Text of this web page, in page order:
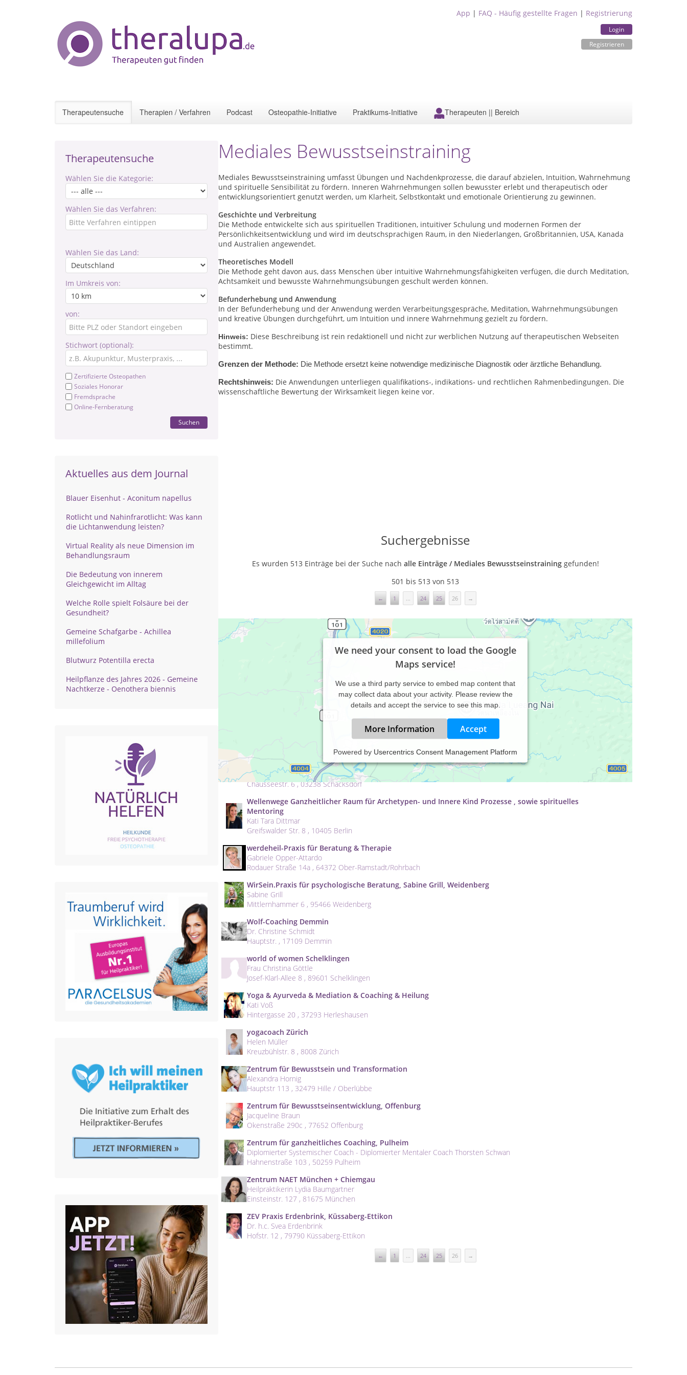
App | FAQ - Häufig gestellte Fragen | Registrierung
Login
Registrieren
Therapeutensuche Therapien / Verfahren Podcast Osteopathie-Initiative Praktikums-Initiative Therapeuten || Bereich
Therapeutensuche
Wählen Sie die Kategorie:
Wählen Sie das Verfahren:
Wählen Sie das Land:
Im Umkreis von:
von:
Stichwort (optional):
Zertifizierte Osteopathen
Soziales Honorar
Fremdsprache
Online-Fernberatung
Suchen
Aktuelles aus dem Journal
Blauer Eisenhut - Aconitum napellus
Rotlicht und Nahinfrarotlicht: Was kann
die Lichtanwendung leisten?
Virtual Reality als neue Dimension im
Behandlungsraum
Die Bedeutung von innerem
Gleichgewicht im Alltag
Welche Rolle spielt Folsäure bei der
Gesundheit?
Gemeine Schafgarbe - Achillea
millefolium
Blutwurz Potentilla erecta
Heilpflanze des Jahres 2026 - Gemeine
Nachtkerze - Oenothera biennis
Mediales Bewusstseinstraining
Mediales Bewusstseinstraining umfasst Übungen und Nachdenkprozesse, die darauf abzielen, Intuition, Wahrnehmung
und spirituelle Sensibilität zu fördern. Inneren Wahrnehmungen sollen bewusster erlebt und therapeutisch oder
entwicklungsorientiert genutzt werden, um Klarheit, Selbstkontakt und emotionale Orientierung zu gewinnen.
Geschichte und Verbreitung
Die Methode entwickelte sich aus spirituellen Traditionen, intuitiver Schulung und modernen Formen der
Persönlichkeitsentwicklung und wird im deutschsprachigen Raum, in den Niederlangen, Großbritannien, USA, Kanada
und Australien angewendet.
Theoretisches Modell
Die Methode geht davon aus, dass Menschen über intuitive Wahrnehmungsfähigkeiten verfügen, die durch Meditation,
Achtsamkeit und bewusste Wahrnehmungsübungen geschult werden können.
Befunderhebung und Anwendung
In der Befunderhebung und der Anwendung werden Verarbeitungsgespräche, Meditation, Wahrnehmungsübungen
und kreative Übungen durchgeführt, um Intuition und innere Wahrnehmung gezielt zu fördern.
Hinweis: Diese Beschreibung ist rein redaktionell und nicht zur werblichen Nutzung auf therapeutischen Webseiten
bestimmt.
Grenzen der Methode: Die Methode ersetzt keine notwendige medizinische Diagnostik oder ärztliche Behandlung.
Rechtshinweis: Die Anwendungen unterliegen qualifikations-, indikations- und rechtlichen Rahmenbedingungen. Die
wissenschaftliche Bewertung der Wirksamkeit liegen keine vor.
Suchergebnisse
Es wurden 513 Einträge bei der Suche nach alle Einträge / Mediales Bewusstseinstraininggefunden!
501 bis 513 von 513
← 1 ... 24 25 26 →
We need your consent to load the Google
Maps service!
We use a third party service to embed map content that
may collect data about your activity. Please review the
details and accept the service to see this map.
More Information Accept
Powered by Usercentrics Consent Management Platform
Wachstumsraum Raum für Wachstum von Seele, Geist und Körper Energiearbeit - Coaching -
Radionik Dorothee Zopp
Wachstumsraum Raum für Wachstum von Seele, Geist und Körper Energiearbeit - Coaching - Radionik
Dorothee Zopp Dorothee Zopp
Chausseestr. 6 , 03238 Schacksdorf
Wellenwege Ganzheitlicher Raum für Archetypen- und Innere Kind Prozesse , sowie spirituelles
Mentoring
Kati Tara Dittmar
Greifswalder Str. 8 , 10405 Berlin
werdeheil-Praxis für Beratung & Therapie
Gabriele Opper-Attardo
Rodauer Straße 14a , 64372 Ober-Ramstadt/Rohrbach
WirSein.Praxis für psychologische Beratung, Sabine Grill, Weidenberg
Sabine Grill
Mittlernhammer 6 , 95466 Weidenberg
Wolf-Coaching Demmin
Dr. Christine Schmidt
Hauptstr. , 17109 Demmin
world of women Schelklingen
Frau Christina Göttle
Josef-Klarl-Allee 8 , 89601 Schelklingen
Yoga & Ayurveda & Mediation & Coaching & Heilung
Kati Voß
Hintergasse 20 , 37293 Herleshausen
yogacoach Zürich
Helen Müller
Kreuzbühlstr. 8 , 8008 Zürich
Zentrum für Bewusstsein und Transformation
Alexandra Hornig
Hauptstr 113 , 32479 Hille / Oberlübbe
Zentrum für Bewusstseinsentwicklung, Offenburg
Jacqueline Braun
Okenstraße 290c , 77652 Offenburg
Zentrum für ganzheitliches Coaching, Pulheim
Diplomierter Systemischer Coach - Diplomierter Mentaler Coach Thorsten Schwan
Hahnenstraße 103 , 50259 Pulheim
Zentrum NAET München + Chiemgau
Heilpraktikerin Lydia Baumgartner
Einsteinstr. 127 , 81675 München
ZEV Praxis Erdenbrink, Küssaberg-Ettikon
Dr. h.c. Svea Erdenbrink
Hofstr. 12 , 79790 Küssaberg-Ettikon
← 1 ... 24 25 26 →